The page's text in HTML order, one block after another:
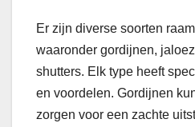
Er zijn diverse soorten
waaronder gordijnen,
shutters. Elk type heeft
en voordelen. Gordijnen
zorgen voor een zachte